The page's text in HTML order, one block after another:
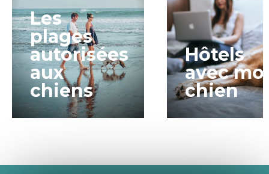
Les
plages
autorisées
aux
chiens
Hôtels
avec
chien